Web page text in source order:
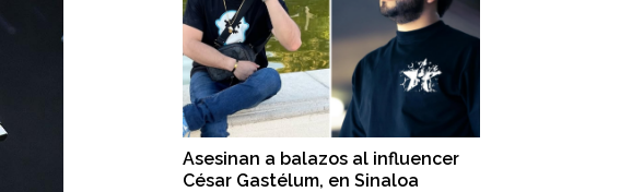
Asesinan a balazos al influencer
César Gastélum, en Sinaloa